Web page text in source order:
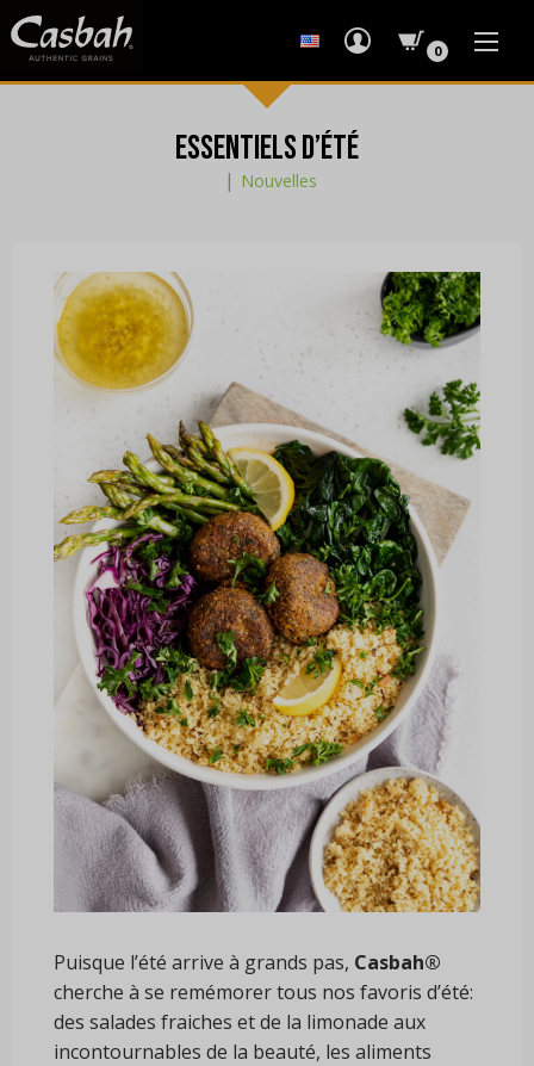
0
Essentiels d’été
| Nouvelles
Puisque l’été arrive à grands pas, Casbah®
cherche à se remémorer tous nos favoris d’été:
des salades fraiches et de la limonade aux
incontournables de la beauté, les aliments